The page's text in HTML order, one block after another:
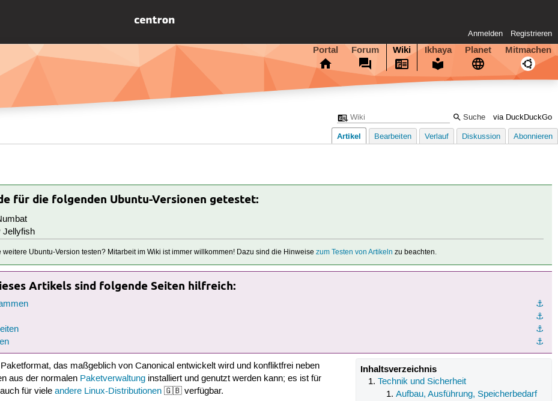
Anmelden Registrieren
Portal Forum Wiki Ikhaya Planet Mitmachen
via DuckDuckGo
Artikel Bearbeiten Verlauf Diskussion Abonnieren
für die folgenden Ubuntu-Versionen getestet:
weitere Ubuntu-Version testen? Mitarbeit im Wiki ist immer willkommen! Dazu sind die Hinweisezum Testen von Artikeln zu beachten.
Artikels sind folgende Seiten hilfreich:
⚓︎
⚓︎
⚓︎
⚓︎
Inhaltsverzeichnis
Technik und Sicherheit
Aufbau, Ausführung, Speicherbedarf
das maßgeblich von Canonical entwickelt wird und konfliktfrei neben
aus der normalen Paketverwaltunginstalliert und genutzt werden kann; es ist für
für viele andere Linux-Distributionen🇬🇧 verfügbar.